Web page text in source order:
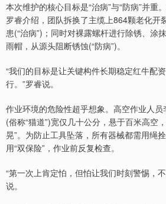
本次维护的核心目标是“治病”与“防病”并重
罗睿介绍，团队拆换了主缆上864颗老化开
患(“治病”)；同时对裸露螺杆进行除锈、涂
雨帽，从源头阻断锈蚀(“防病”)。
“我们的目标是让关键构件长期稳定红牛配
行。”罗睿说。
作业环境的危险性超乎想象。高空作业人
(俗称“猫道”)宽仅几十公分，悬于百米高空
晃”。为防止工具坠落，所有器械都需用绳
用“双保险”，作业前反复检查。
“第一次上肯定怕，但怕让我们时刻警惕，
说。